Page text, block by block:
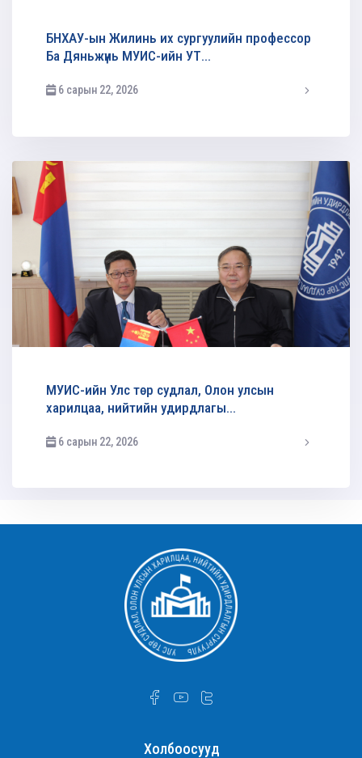
БНХАУ-ын Жилинь их сургуулийн профессор
Ба Дяньжүнь МУИС-ийн УТ...
6 сарын 22, 2026
МУИС-ийн Улс төр судлал, Олон улсын
харилцаа, нийтийн удирдлагы...
6 сарын 22, 2026
Холбоосууд